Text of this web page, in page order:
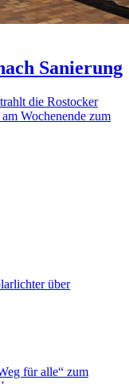
Sanierung
die Rostocker
Wochenende zum
über
für alle“ zum